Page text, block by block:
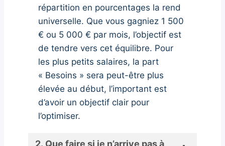
répartition en pourcentages la rend
universelle. Que vous gagniez 1 500
€ ou 5 000 € par mois, l’objectif est
de tendre vers cet équilibre. Pour
les plus petits salaires, la part
« Besoins » sera peut-être plus
élevée au début, l’important est
d’avoir un objectif clair pour
l’optimiser.
2. Que faire si je n’arrive pas à